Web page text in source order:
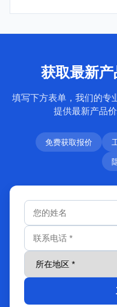
获取最新
填写下方表单，我们的专
提供最新产品
免费获取报价